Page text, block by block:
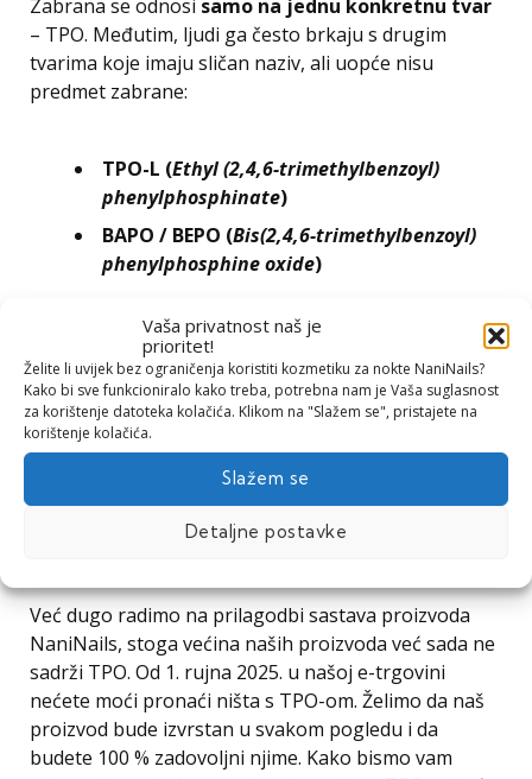
Vaša privatnost naš je
prioritet!
Želite li uvijek bez ograničenja koristiti kozmetiku za nokte NaniNails?
Kako bi sve funkcioniralo kako treba, potrebna nam je Vaša suglasnost
za korištenje datoteka kolačića. Klikom na "Slažem se", pristajete na
korištenje kolačića.
Slažem se
Detaljne postavke
Zabrana se odnosi samo na jednu konkretnu tvar
– TPO. Međutim, ljudi ga često brkaju s drugim
tvarima koje imaju sličan naziv, ali uopće nisu
predmet zabrane:
TPO-L (Ethyl (2,4,6-trimethylbenzoyl)
phenylphosphinate)
BAPO / BEPO (Bis(2,4,6-trimethylbenzoyl)
phenylphosphine oxide)
Te su tvari potpuno sigurne i možete ih i dalje
upotrebljavati bez ikakvih problema.
Produkty NANI a TPO
Proizvodi NANI i TPO
Već dugo radimo na prilagodbi sastava proizvoda
NaniNails, stoga većina naših proizvoda već sada ne
sadrži TPO. Od 1. rujna 2025. u našoj e-trgovini
nećete moći pronaći ništa s TPO-om. Želimo da naš
proizvod bude izvrstan u svakom pogledu i da
budete 100 % zadovoljni njime. Kako bismo vam